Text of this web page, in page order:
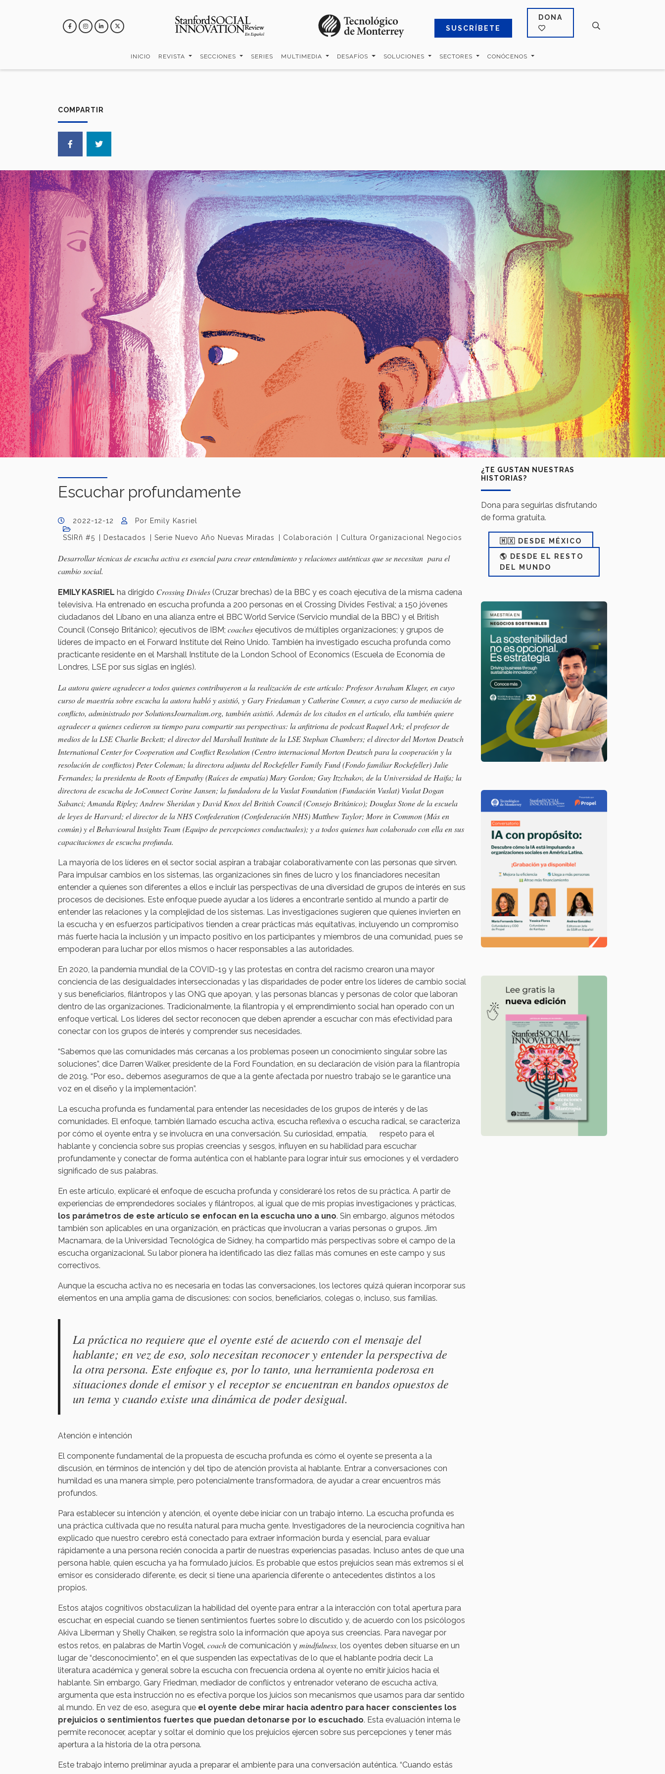
SUSCRÍBETE
DONA
INICIO REVISTA SECCIONES SERIES MULTIMEDIA DESAFÍOS SOLUCIONES SECTORES CONÓCENOS
COMPARTIR
Escuchar profundamente
2022-12-12 Por Emily Kasriel
SSIRñ #5 Destacados Serie Nuevo Año Nuevas Miradas Colaboración Cultura Organizacional Negocios
Desarrollar técnicas de escucha activa es esencial para crear entendimiento y relaciones auténticas que se necesitan para el
cambio social.
EMILY KASRIEL ha dirigido Crossing Divides (Cruzar brechas) de la BBC y es coach ejecutiva de la misma cadena
televisiva. Ha entrenado en escucha profunda a 200 personas en el Crossing Divides Festival; a 150 jóvenes
ciudadanos del Líbano en una alianza entre el BBC World Service (Servicio mundial de la BBC) y el British
Council (Consejo Británico); ejecutivos de IBM; coaches ejecutivos de múltiples organizaciones; y grupos de
líderes de impacto en el Forward Institute del Reino Unido. También ha investigado escucha profunda como
practicante residente en el Marshall Institute de la London School of Economics (Escuela de Economía de
Londres, LSE por sus siglas en inglés).
La autora quiere agradecer a todos quienes contribuyeron a la realización de este artículo: Profesor Avraham Kluger, en cuyo
curso de maestría sobre escucha la autora habló y asistió, y Gary Friedaman y Catherine Conner, a cuyo curso de mediación de
conflicto, administrado por SolutionsJournalism.org, también asistió. Además de los citados en el artículo, ella también quiere
agradecer a quienes cedieron su tiempo para compartir sus perspectivas: la anfitriona de podcast Raquel Ark; el profesor de
medios de la LSE Charlie Beckett; el director del Marshall Institute de la LSE Stephan Chambers; el director del Morton Deutsch
International Center for Cooperation and Conflict Resolution (Centro internacional Morton Deutsch para la cooperación y la
resolución de conflictos) Peter Coleman; la directora adjunta del Rockefeller Family Fund (Fondo familiar Rockefeller) Julie
Fernandes; la presidenta de Roots of Empathy (Raíces de empatía) Mary Gordon; Guy Itzchakov, de la Universidad de Haifa; la
directora de escucha de JoConnect Corine Jansen; la fundadora de la Vuslat Foundation (Fundación Vuslat) Vuslat Dogan
Sabanci; Amanda Ripley; Andrew Sheridan y David Knox del British Council (Consejo Británico); Douglas Stone de la escuela
de leyes de Harvard; el director de la NHS Confederation (Confederación NHS) Matthew Taylor; More in Common (Más en
común) y el Behavioural Insights Team (Equipo de percepciones conductuales); y a todos quienes han colaborado con ella en sus
capacitaciones de escucha profunda.
La mayoría de los líderes en el sector social aspiran a trabajar colaborativamente con las personas que sirven.
Para impulsar cambios en los sistemas, las organizaciones sin fines de lucro y los financiadores necesitan
entender a quienes son diferentes a ellos e incluir las perspectivas de una diversidad de grupos de interés en sus
procesos de decisiones. Este enfoque puede ayudar a los líderes a encontrarle sentido al mundo a partir de
entender las relaciones y la complejidad de los sistemas. Las investigaciones sugieren que quienes invierten en
la escucha y en esfuerzos participativos tienden a crear prácticas más equitativas, incluyendo un compromiso
más fuerte hacia la inclusión y un impacto positivo en los participantes y miembros de una comunidad, pues se
empoderan para luchar por ellos mismos o hacer responsables a las autoridades.
En 2020, la pandemia mundial de la COVID-19 y las protestas en contra del racismo crearon una mayor
conciencia de las desigualdades interseccionadas y las disparidades de poder entre los líderes de cambio social
y sus beneficiarios, filántropos y las ONG que apoyan, y las personas blancas y personas de color que laboran
dentro de las organizaciones. Tradicionalmente, la filantropía y el emprendimiento social han operado con un
enfoque vertical. Los líderes del sector reconocen que deben aprender a escuchar con más efectividad para
conectar con los grupos de interés y comprender sus necesidades.
“Sabemos que las comunidades más cercanas a los problemas poseen un conocimiento singular sobre las
soluciones”, dice Darren Walker, presidente de la Ford Foundation, en su declaración de visión para la filantropía
de 2019. “Por eso… debemos asegurarnos de que a la gente afectada por nuestro trabajo se le garantice una
voz en el diseño y la implementación”.
La escucha profunda es fundamental para entender las necesidades de los grupos de interés y de las
comunidades. El enfoque, también llamado escucha activa, escucha reflexiva o escucha radical, se caracteriza
por cómo el oyente entra y se involucra en una conversación. Su curiosidad, empatía, respeto para el
hablante y conciencia sobre sus propias creencias y sesgos, influyen en su habilidad para escuchar
profundamente y conectar de forma auténtica con el hablante para lograr intuir sus emociones y el verdadero
significado de sus palabras.
En este artículo, explicaré el enfoque de escucha profunda y consideraré los retos de su práctica. A partir de
experiencias de emprendedores sociales y filántropos, al igual que de mis propias investigaciones y prácticas,
los parámetros de este artículo se enfocan en la escucha uno a uno. Sin embargo, algunos métodos
también son aplicables en una organización, en prácticas que involucran a varias personas o grupos. Jim
Macnamara, de la Universidad Tecnológica de Sídney, ha compartido más perspectivas sobre el campo de la
escucha organizacional. Su labor pionera ha identificado las diez fallas más comunes en este campo y sus
correctivos.
Aunque la escucha activa no es necesaria en todas las conversaciones, los lectores quizá quieran incorporar sus
elementos en una amplia gama de discusiones: con socios, beneficiarios, colegas o, incluso, sus familias.
La práctica no requiere que el oyente esté de acuerdo con el mensaje del
hablante; en vez de eso, solo necesitan reconocer y entender la perspectiva de
la otra persona. Este enfoque es, por lo tanto, una herramienta poderosa en
situaciones donde el emisor y el receptor se encuentran en bandos opuestos de
un tema y cuando existe una dinámica de poder desigual.
Atención e intención
El componente fundamental de la propuesta de escucha profunda es cómo el oyente se presenta a la
discusión, en términos de intención y del tipo de atención provista al hablante. Entrar a conversaciones con
humildad es una manera simple, pero potencialmente transformadora, de ayudar a crear encuentros más
profundos.
Para establecer su intención y atención, el oyente debe iniciar con un trabajo interno. La escucha profunda es
una práctica cultivada que no resulta natural para mucha gente. Investigadores de la neurociencia cognitiva han
explicado que nuestro cerebro está conectado para extraer información burda y esencial, para evaluar
rápidamente a una persona recién conocida a partir de nuestras experiencias pasadas. Incluso antes de que una
persona hable, quien escucha ya ha formulado juicios. Es probable que estos prejuicios sean más extremos si el
emisor es considerado diferente, es decir, si tiene una apariencia diferente o antecedentes distintos a los
propios.
Estos atajos cognitivos obstaculizan la habilidad del oyente para entrar a la interacción con total apertura para
escuchar, en especial cuando se tienen sentimientos fuertes sobre lo discutido y, de acuerdo con los psicólogos
Akiva Liberman y Shelly Chaiken, se registra solo la información que apoya sus creencias. Para navegar por
estos retos, en palabras de Martin Vogel, coach de comunicación y mindfulness, los oyentes deben situarse en un
lugar de “desconocimiento”, en el que suspenden las expectativas de lo que el hablante podría decir. La
literatura académica y general sobre la escucha con frecuencia ordena al oyente no emitir juicios hacia el
hablante. Sin embargo, Gary Friedman, mediador de conflictos y entrenador veterano de escucha activa,
argumenta que esta instrucción no es efectiva porque los juicios son mecanismos que usamos para dar sentido
al mundo. En vez de eso, asegura que el oyente debe mirar hacia adentro para hacer conscientes los
prejuicios o sentimientos fuertes que puedan detonarse por lo escuchado. Esta evaluación interna le
permite reconocer, aceptar y soltar el dominio que los prejuicios ejercen sobre sus percepciones y tener más
apertura a la historia de la otra persona.
Este trabajo interno preliminar ayuda a preparar el ambiente para una conversación auténtica. “Cuando estás
¿TE GUSTAN NUESTRAS
HISTORIAS?
Dona para seguirlas disfrutando
de forma gratuita.
🇲🇽 DESDE MÉXICO
🌎 DESDE EL RESTO
DEL MUNDO